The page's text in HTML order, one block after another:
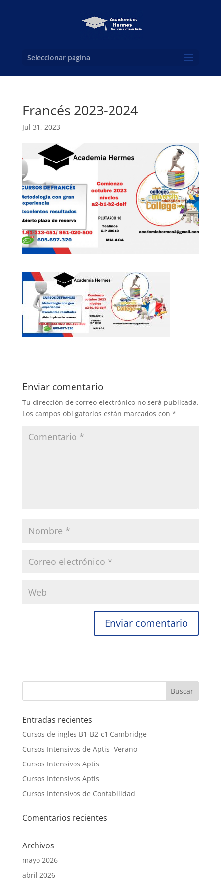
Seleccionar página
Francés 2023-2024
Jul 31, 2023
Enviar comentario
Tu dirección de correo electrónico no será publicada.
Los campos obligatorios están marcados con *
Entradas recientes
Cursos de ingles B1-B2-c1 Cambridge
Cursos Intensivos de Aptis -Verano
Cursos Intensivos Aptis
Cursos Intensivos Aptis
Cursos Intensivos de Contabilidad
Comentarios recientes
Archivos
mayo 2026
abril 2026